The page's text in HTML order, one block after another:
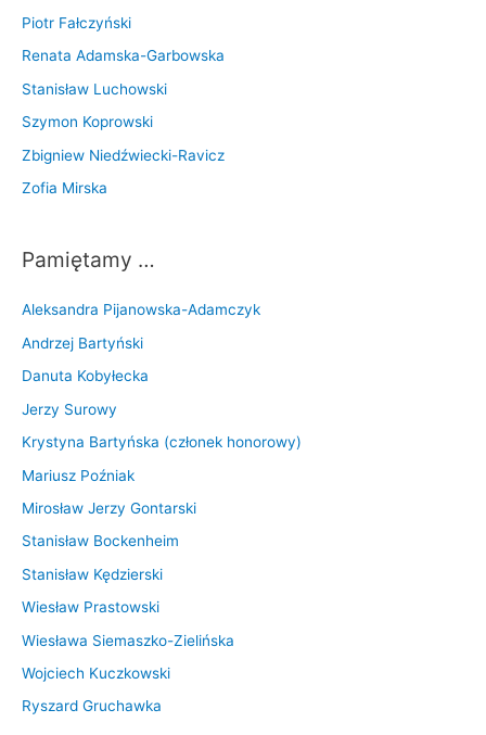
Piotr Fałczyński
Renata Adamska-Garbowska
Stanisław Luchowski
Szymon Koprowski
Zbigniew Niedźwiecki-Ravicz
Zofia Mirska
Pamiętamy …
Aleksandra Pijanowska-Adamczyk
Andrzej Bartyński
Danuta Kobyłecka
Jerzy Surowy
Krystyna Bartyńska (członek honorowy)
Mariusz Poźniak
Mirosław Jerzy Gontarski
Stanisław Bockenheim
Stanisław Kędzierski
Wiesław Prastowski
Wiesława Siemaszko-Zielińska
Wojciech Kuczkowski
Ryszard Gruchawka